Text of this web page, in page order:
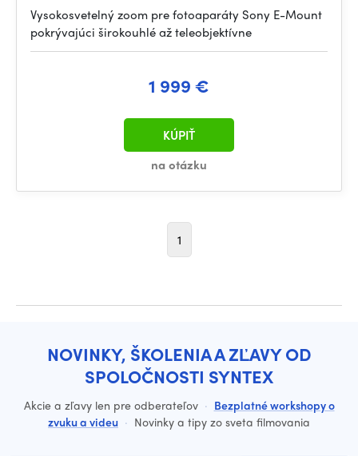
Vysokosvetelný zoom pre fotoaparáty Sony E-Mount
pokrývajúci širokouhlé až teleobjektívne
1 999 €
na otázku
KÚPIŤ
1
NOVINKY, ŠKOLENIA A ZĽAVY OD
SPOLOČNOSTI SYNTEX
Akcie a zľavy len pre odberateľov · Bezplatné workshopy o
zvuku a videu · Novinky a tipy zo sveta filmovania